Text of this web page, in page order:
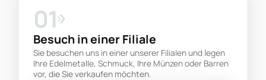
01
Besuch in einer Filiale
Sie besuchen uns in einer unserer Filialen und legen
Ihre Edelmetalle, Schmuck, Ihre Münzen oder Barren
vor, die Sie verkaufen möchten.